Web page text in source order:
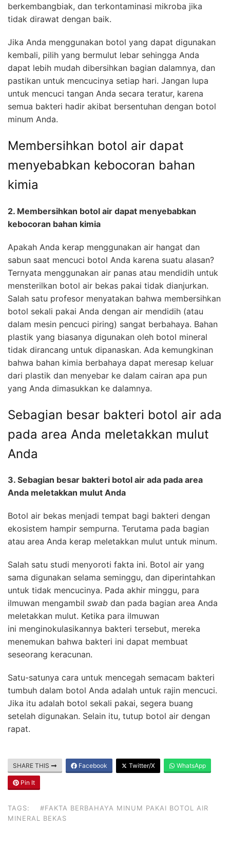
berkembangbiak, dan terkontaminasi mikroba jika
tidak dirawat dengan baik.
Jika Anda menggunakan botol yang dapat digunakan
kembali, pilih yang bermulut lebar sehingga Anda
dapat lebih mudah dibersihkan bagian dalamnya, dan
pastikan untuk mencucinya setiap hari. Jangan lupa
untuk mencuci tangan Anda secara teratur, karena
semua bakteri hadir akibat bersentuhan dengan botol
minum Anda.
Membersihkan botol air dapat
menyebabkan kebocoran bahan
kimia
2. Membersihkan botol air dapat menyebabkan
kebocoran bahan kimia
Apakah Anda kerap menggunakan air hangat dan
sabun saat mencuci botol Anda karena suatu alasan?
Ternyata menggunakan air panas atau mendidih untuk
mensterilkan botol air bekas pakai tidak dianjurkan.
Salah satu profesor menyatakan bahwa membersihkan
botol sekali pakai Anda dengan air mendidih (atau
dalam mesin pencuci piring) sangat berbahaya. Bahan
plastik yang biasanya digunakan oleh botol mineral
tidak dirancang untuk dipanaskan. Ada kemungkinan
bahwa bahan kimia berbahaya dapat meresap keluar
dari plastik dan menyebar ke dalam cairan apa pun
yang Anda dimasukkan ke dalamnya.
Sebagian besar bakteri botol air ada
pada area Anda meletakkan mulut
Anda
3. Sebagian besar bakteri botol air ada pada area
Anda meletakkan mulut Anda
Botol air bekas menjadi tempat bagi bakteri dengan
ekosistem hampir sempurna. Terutama pada bagian
atau area Anda kerap meletakkan mulut untuk minum.
Salah satu studi menyoroti fakta ini. Botol air yang
sama digunakan selama seminggu, dan diperintahkan
untuk tidak mencucinya. Pada akhir minggu, para
ilmuwan mengambil swab dan pada bagian area Anda
meletakkan mulut. Ketika para ilmuwan
ini menginokulasikannya bakteri tersebut, mereka
menemukan bahwa bakteri ini dapat membuat
seseorang keracunan.
Satu-satunya cara untuk mencegah semacam bakteri
tumbuh dalam botol Anda adalah untuk rajin mencuci.
Jika itu adalah botol sekali pakai, segera buang
setelah digunakan. Selain itu, tutup botol air dengan
rapat.
SHARE THIS Facebook Twitter/X WhatsApp
Pin It
TAGS:
#FAKTA BERBAHAYA MINUM PAKAI BOTOL AIR
MINERAL BEKAS